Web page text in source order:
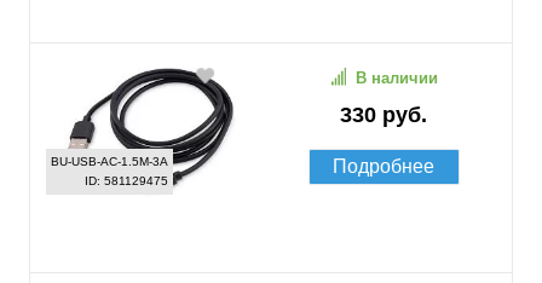
BU-USB-AC-1.5M-3A
ID: 581129475
330 руб.
В наличии
Подробнее